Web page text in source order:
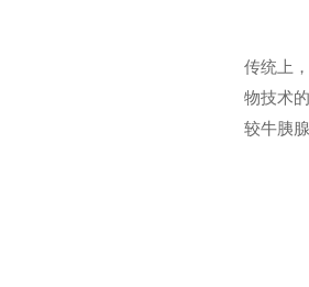
传统上
物技术
较牛胰